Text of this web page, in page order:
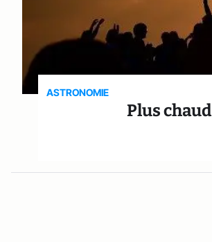
ASTRONOMIE
Plus